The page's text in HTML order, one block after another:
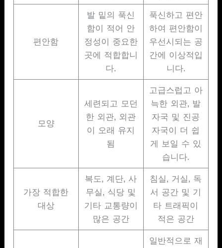
편안함
발 밑의 푹신
함이 적어 안
정성이 중요한
곳에 적합합니
다.
푹신하고 편안
하여 편안함이
우선시되는 공
간에 이상적입
니다.
모양
세련되고 모던
한 외관, 외관
이 오래 유지
됨
고급스럽고 아
늑한 외관, 발
자국 및 진공
자국이 더 쉽
게 보일 수 있
습니다.
가장 적합한
대상
복도, 계단, 사
무실, 식당 및
기타 교통량이
많은 공간
침실, 거실, 독
서 공간 및 기
타 트래픽이
적은 공간
일반적으로 재